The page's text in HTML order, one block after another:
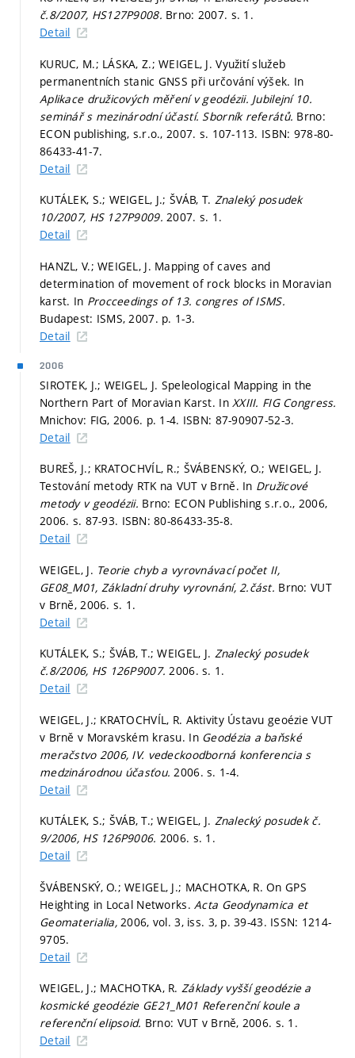
č.8/2007, HS127P9008. Brno: 2007. s. 1.
Detail
KURUC, M.; LÁSKA, Z.; WEIGEL, J. Využití služeb
permanentních stanic GNSS při určování výšek. In
Aplikace družicových měření v geodézii. Jubilejní 10.
seminář s mezinárodní účastí. Sborník referátů. Brno:
ECON publishing, s.r.o., 2007. s. 107-113. ISBN: 978-80-
86433-41-7.
Detail
KUTÁLEK, S.; WEIGEL, J.; ŠVÁB, T. Znaleký posudek
10/2007, HS 127P9009.2007. s. 1.
Detail
HANZL, V.; WEIGEL, J. Mapping of caves and
determination of movement of rock blocks in Moravian
karst. In Procceedings of 13. congres of ISMS.
Budapest: ISMS, 2007. p. 1-3.
Detail
2006
SIROTEK, J.; WEIGEL, J. Speleological Mapping in the
Northern Part of Moravian Karst. InXXIII. FIG Congress.
Mnichov: FIG, 2006. p. 1-4. ISBN: 87-90907-52-3.
Detail
BUREŠ, J.; KRATOCHVÍL, R.; ŠVÁBENSKÝ, O.; WEIGEL, J.
Testování metody RTK na VUT v Brně. In Družicové
metody v geodézii. Brno: ECON Publishing s.r.o., 2006,
2006. s. 87-93. ISBN: 80-86433-35-8.
Detail
WEIGEL, J. Teorie chyb a vyrovnávací počet II,
GE08_M01, Základní druhy vyrovnání, 2.část. Brno: VUT
v Brně, 2006. s. 1.
Detail
KUTÁLEK, S.; ŠVÁB, T.; WEIGEL, J. Znalecký posudek
č.8/2006, HS 126P9007.2006.s. 1.
Detail
WEIGEL, J.; KRATOCHVÍL, R. Aktivity Ústavu geoézie VUT
v Brně v Moravském krasu. In Geodézia a baňské
meračstvo 2006, IV. vedeckoodborná konferencia s
medzinárodnou účasťou.2006.s. 1-4.
Detail
KUTÁLEK, S.; ŠVÁB, T.; WEIGEL, J. Znalecký posudek č.
9/2006, HS 126P9006. 2006. s. 1.
Detail
ŠVÁBENSKÝ, O.; WEIGEL, J.; MACHOTKA, R. On GPS
Heighting in Local Networks.Acta Geodynamica et
Geomaterialia,2006, vol. 3, iss. 3, p. 39-43. ISSN: 1214-
9705.
Detail
WEIGEL, J.; MACHOTKA, R. Základy vyšší geodézie a
kosmické geodézie GE21_M01 Referenční koule a
referenční elipsoid. Brno: VUT v Brně, 2006. s. 1.
Detail